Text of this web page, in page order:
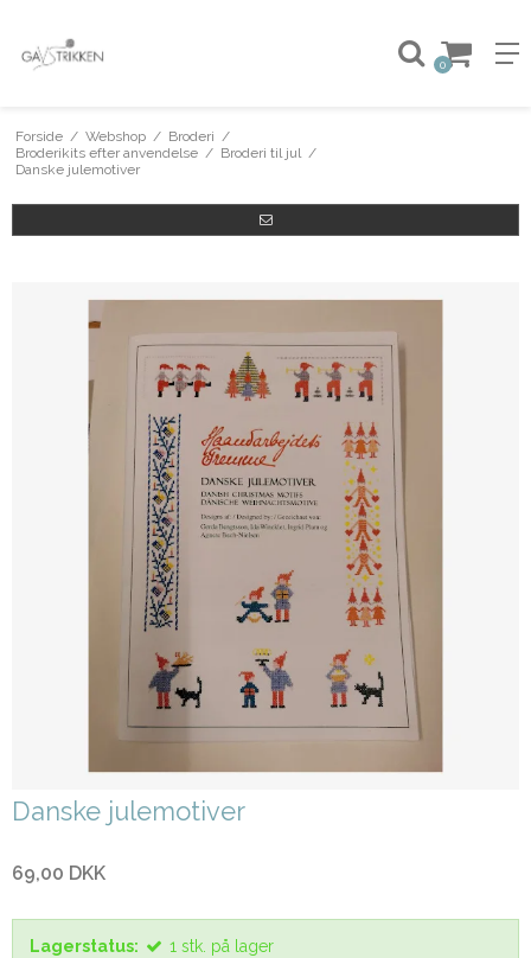
0
Forside / Webshop / Broderi /
Broderikits efter anvendelse / Broderi til jul /
Danske julemotiver
Danske julemotiver
69,00 DKK
Lagerstatus: 1 stk. på lager